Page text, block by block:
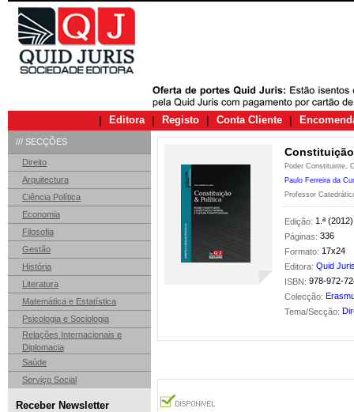
| Editora | Registo | Conta Cliente |
/// SECÇÕES
Direito
Arquitectura
Ciência Política
Economia
Filosofia
Gestão
História
Literatura
Matemática e Estatística
Psicologia e Sociologia
Relações Internacionais e
Diplomacia
Saúde
Serviço Social
Receber Newsletter
Poder Constituinte,
Paulo Ferreira da
Professor
Edição: 1.ª (2012)
Páginas: 336
Formato: 17x24
Editora: Quid
ISBN: 978-972-
Colecção:
Tema/Secção: